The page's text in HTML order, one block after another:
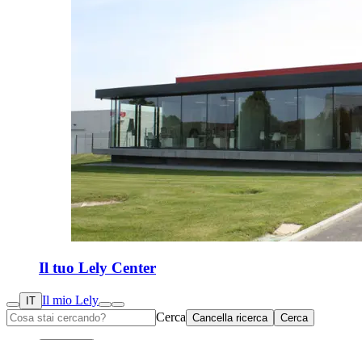
Il tuo Lely Center
IT Il mio Lely
Cerca Cancella ricerca Cerca